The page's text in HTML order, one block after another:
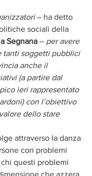
– ha detto
sociali della
Segnana – per avere
tanti soggetti pubblici
anche il
(a partire dal
ieri rappresentato
con l’obiettivo
dello stare
attraverso la danza
con problemi
questi problemi